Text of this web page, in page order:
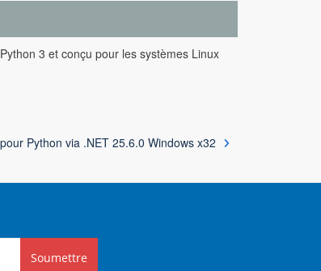
3 et conçu pour les systèmes Linux
Python via .NET 25.6.0 Windows x32
Soumettre